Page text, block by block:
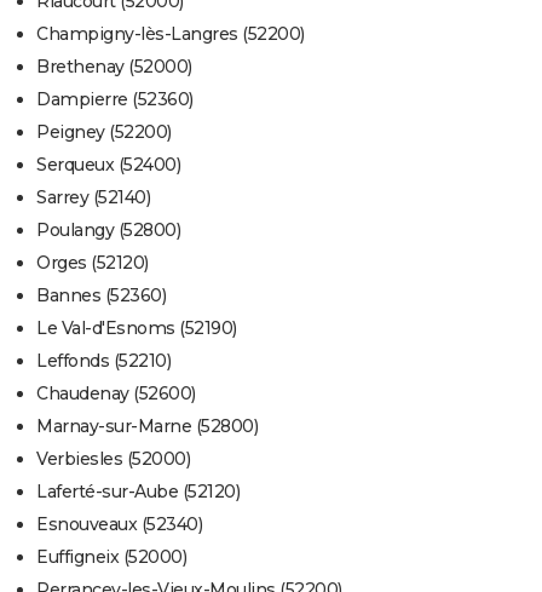
Champigny-lès-Langres (52200)
Brethenay (52000)
Dampierre (52360)
Peigney (52200)
Serqueux (52400)
Sarrey (52140)
Poulangy (52800)
Orges (52120)
Bannes (52360)
Le Val-d'Esnoms (52190)
Leffonds (52210)
Chaudenay (52600)
Marnay-sur-Marne (52800)
Verbiesles (52000)
Laferté-sur-Aube (52120)
Esnouveaux (52340)
Euffigneix (52000)